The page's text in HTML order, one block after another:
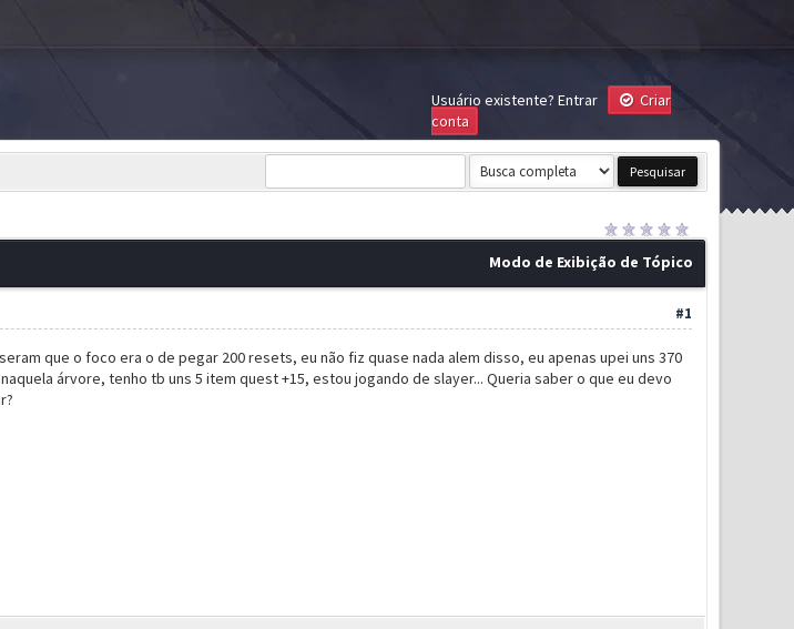
Usuário existente? Entrar
Criar
conta
Modo de Exibição de Tópico
#1
que o foco era o de pegar 200 resets, eu não fiz quase nada alem disso, eu apenas upei uns 370
árvore, tenho tb uns 5 item quest +15, estou jogando de slayer... Queria saber o que eu devo